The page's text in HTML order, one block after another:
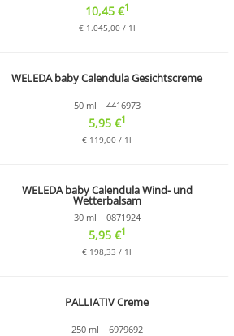
10,45 €1
€ 1.045,00 / 1l
WELEDA baby Calendula Gesichtscreme
50 ml – 4416973
5,95 €1
€ 119,00 / 1l
WELEDA baby Calendula Wind- und
Wetterbalsam
30 ml – 0871924
5,95 €1
€ 198,33 / 1l
PALLIATIV Creme
250 ml – 6979692